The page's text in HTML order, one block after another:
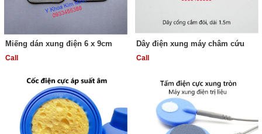
Miếng dán xung điện 6 x 9cm
Call
Dây điện xung máy châm cứu
Call